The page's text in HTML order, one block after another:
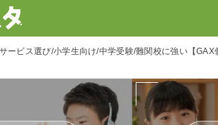
ービス選び 小学生向け 中学受験 難関校に強い【GAX